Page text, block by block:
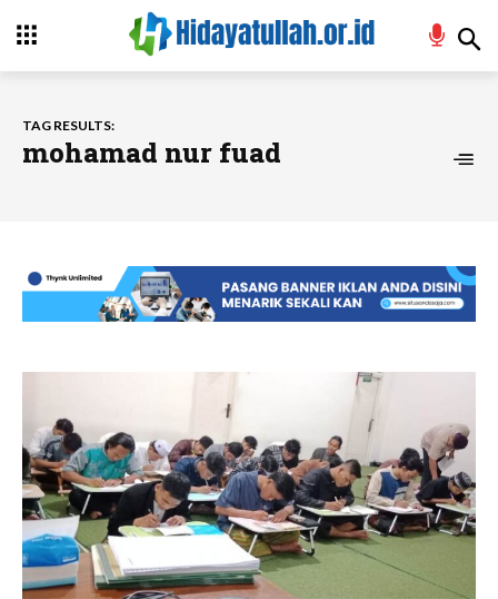
TAG RESULTS:
mohamad nur fuad